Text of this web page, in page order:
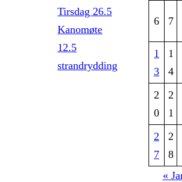
Tirsdag 26.5
Kanomøte
12.5
strandrydding
6 7
1
3
1
4
2
0
2
1
2
7
2
8
«